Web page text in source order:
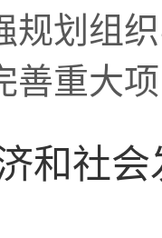
规划组
善重大
和社